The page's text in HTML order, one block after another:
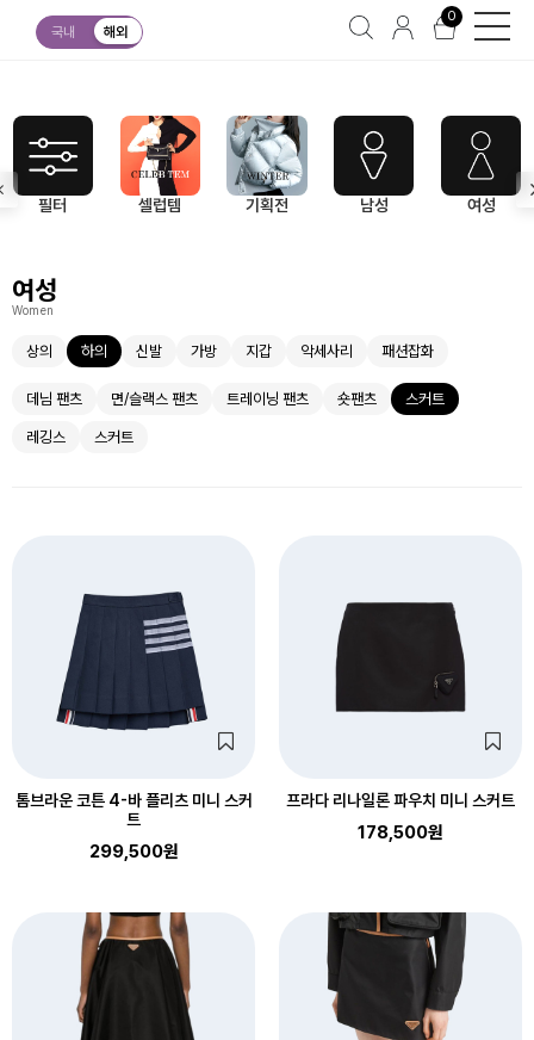
국내 해외
0
스커트
필터 셀럽템 기획전 남성 여성
여성
Women
상의 하의 신발 가방 지갑 악세사리 패션잡화
데님 팬츠 면/슬랙스 팬츠 트레이닝 팬츠 숏팬츠 스커트
레깅스 스커트
톰브라운 코튼 4-바 플리츠 미니 스커
트
299,500원
프라다 리나일론 파우치 미니 스커트
178,500원